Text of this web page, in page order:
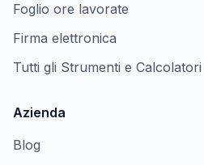
Foglio ore lavorate
Firma elettronica
Tutti gli Strumenti e Calcolatori
Azienda
Blog